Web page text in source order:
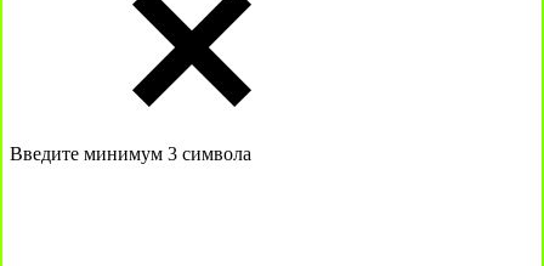
Введите минимум 3 символа